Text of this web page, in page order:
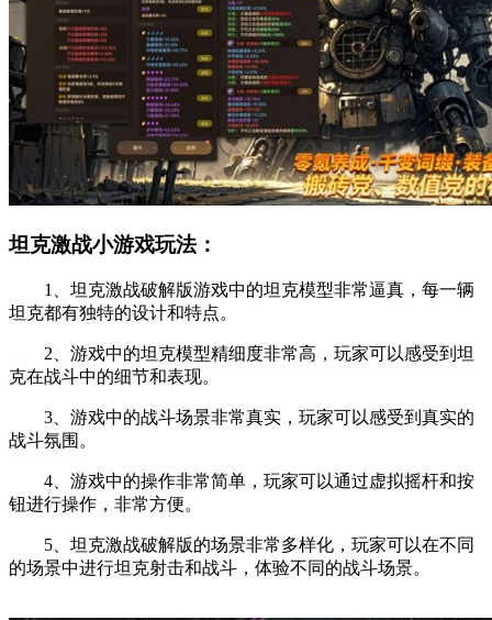
坦克激战小游戏玩法：
1、坦克激战破解版游戏中的坦克模型非常逼真，每一辆
坦克都有独特的设计和特点。
2、游戏中的坦克模型精细度非常高，玩家可以感受到坦
克在战斗中的细节和表现。
3、游戏中的战斗场景非常真实，玩家可以感受到真实的
战斗氛围。
4、游戏中的操作非常简单，玩家可以通过虚拟摇杆和按
钮进行操作，非常方便。
5、坦克激战破解版的场景非常多样化，玩家可以在不同
的场景中进行坦克射击和战斗，体验不同的战斗场景。